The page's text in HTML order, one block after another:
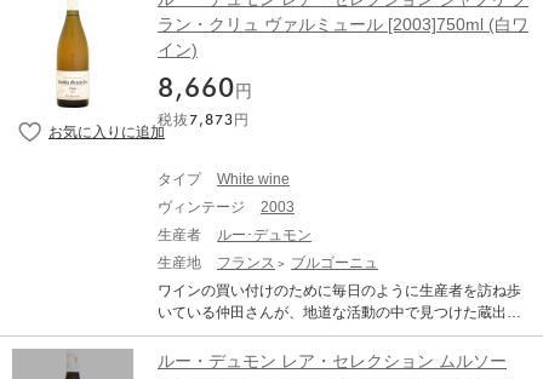
の入りやすい粘土質土壌が、味わいに豊かさを与えま
す。生み出されるワインは、丸みを帯びた果実味をしっ
す。 Lou Dumont Lea Selection Chablis Grand Cru Les
Preuses ルー・デュモン レア・セレクション シャブリ
グラン・クリュ レ・プルーズ 生産地：フランス ブルゴ
ぶどう品種：シャルドネ 100% アルコール度数：13.0%
味わい：白ワイン 辛口 【古酒について、当店からのお願
とが必要です。休ませずに抜栓してしまうと本来の味わ
いは全く表れてきません。商品到着後、最低でも2週間は
休ませてください。 ●古酒特有のボトル傷や汚れがござ
います。 ●澱がございますので、商品到着後はボトルを
低でも1か月、出来れば2カ月以上)抜栓してください。 ●
熟成による色調の変化（白ワインは黄金色に、赤ワイン
ル）で知られる、ルーデュモンの仲田晃司さんがワイン
の買い付けのために毎日のように生産者を訪ね歩く地道
な活動の中で見つけた蔵出し古酒。 メゾン・ルー・デュ
モンにクルチエ達がビン買い(『シュル・ピル』といいま
す)条件で持ち込んでくる古酒。それらの中から、コスト
パフォーマンスが抜群なものだけを仲田さんが厳選して
ア・セレクション」の「レア」は、『レアちゃん』と、
『レアもの』をかけたもの)。これぞまさしく、ブルゴー
ニュ古酒の『いいとこどり』であります。尚、セレクシ
ョン各古酒の生産者名は非公開です。あくまでも『仲田
印』です。 「モンテリー」は、コート・ド・ボーヌのム
のしっかりとしたスタイルで、上品すぎない親密感が魅
力の赤ワインが造られます。 Lou Dumont Lea Selection
ンテリー ルージュ 生産地：フランス ブルゴーニュ コー
ラン・クリュ ヴァルミュール [2003]750ml (白ワ
イン)
8,660 円
税抜7,873 円
タイプ
White wine
ヴィンテージ
2003
生産者
ルー･デュモン
生産地
フランス
ブルゴーニュ
ワインの買い付けのために毎日のように生産者を訪ね歩
いている仲田さんが、地道な活動の中で見つけた蔵出し
古酒。 「ルー・デュモン・レア・セレクション(LEA Sel
ection)」とは、オレンジ色の天地人のエチケット（ラベ
ルー・デュモン レア・セレクション ムルソー